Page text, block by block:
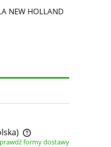
NEW HOLLAND
formy dostawy